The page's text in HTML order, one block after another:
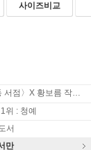
사이즈비교
뮤지컬 〈휴남동 서점〉X 황보름 작가 북토크
위 : 청예
서
만